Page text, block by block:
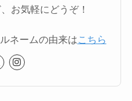
お気軽にどうぞ！
ネームの由来はこちら